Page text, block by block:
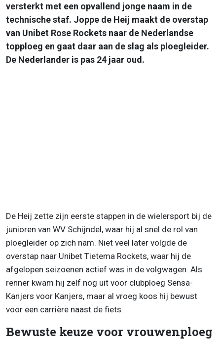
versterkt met een opvallend jonge naam in de
technische staf. Joppe de Heij maakt de overstap
van Unibet Rose Rockets naar de Nederlandse
topploeg en gaat daar aan de slag als ploegleider.
De Nederlander is pas 24 jaar oud.
De Heij zette zijn eerste stappen in de wielersport bij de
junioren van WV Schijndel, waar hij al snel de rol van
ploegleider op zich nam. Niet veel later volgde de
overstap naar Unibet Tietema Rockets, waar hij de
afgelopen seizoenen actief was in de volgwagen. Als
renner kwam hij zelf nog uit voor clubploeg Sensa-
Kanjers voor Kanjers, maar al vroeg koos hij bewust
voor een carrière naast de fiets.
Bewuste keuze voor vrouwenploeg